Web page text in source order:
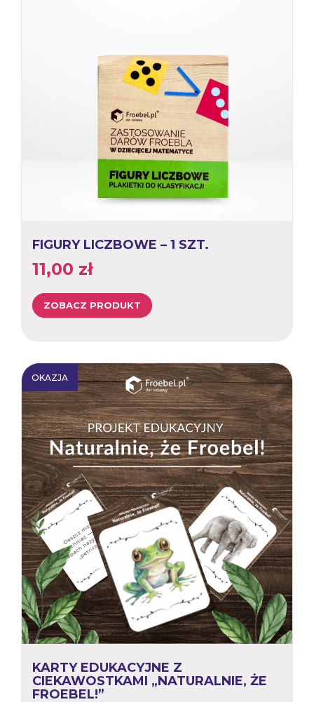
FIGURY LICZBOWE – 1 SZT.
11,00 zł
ZOBACZ PRODUKT
OKAZJA
KARTY EDUKACYJNE Z
CIEKAWOSTKAMI „NATURALNIE, ŻE
FROEBEL!”